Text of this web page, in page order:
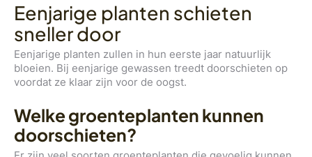
Eenjarige planten schieten
sneller door
Eenjarige planten zullen in hun eerste jaar natuurlijk
bloeien. Bij eenjarige gewassen treedt doorschieten op
voordat ze klaar zijn voor de oogst.
Welke groenteplanten kunnen
doorschieten?